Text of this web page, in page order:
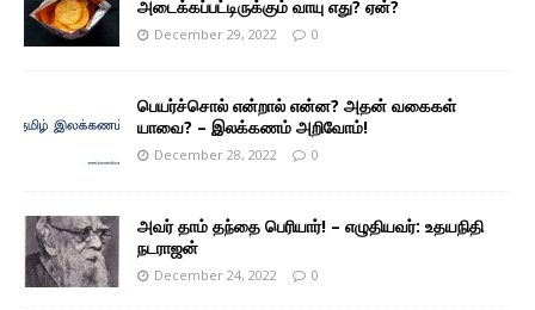
அடைக்கப்பட்டிருக்கும் வாயு எது? ஏன்?
December 29, 2022 0
பெயர்ச்சொல் என்றால் என்ன? அதன் வகைகள்
யாவை? – இலக்கணம் அறிவோம்!
December 28, 2022 0
அவர் தாம் தந்தை பெரியார்! – எழுதியவர்: உதயநிதி
நடராஜன்
December 24, 2022 0